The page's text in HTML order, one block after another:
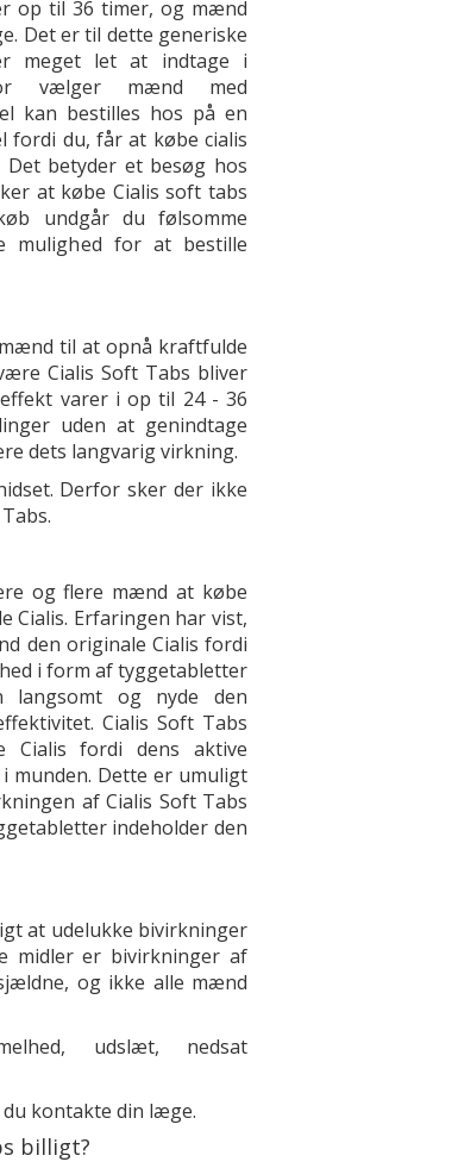
op til 36 timer, og mænd
Det er til dette generiske
meget let at indtage i
vælger mænd med
kan bestilles hos på en
fordi du, får at købe cialis
betyder et besøg hos
at købe Cialis soft tabs
undgår du følsomme
mulighed for at bestille
til at opnå kraftfulde
Cialis Soft Tabs bliver
varer i op til 24 - 36
uden at genindtage
dets langvarig virkning.
Derfor sker der ikke
og flere mænd at købe
Cialis. Erfaringen har vist,
den originale Cialis fordi
i form af tyggetabletter
langsomt og nyde den
Cialis Soft Tabs
Cialis fordi dens aktive
munden. Dette er umuligt
af Cialis Soft Tabs
indeholder den
at udelukke bivirkninger
midler er bivirkninger af
og ikke alle mænd
udslæt, nedsat
kontakte din læge.
billigt?